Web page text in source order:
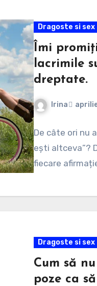
Dragoste si sex
Îmi
lacrimile
dreptate.
Irina
De câte ori nu
ești altceva”?
fiecare
Dragoste si sex
Cum să
poze ca